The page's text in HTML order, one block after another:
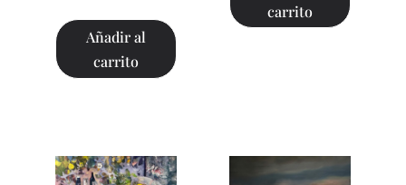
Añadir al
carrito
carrito